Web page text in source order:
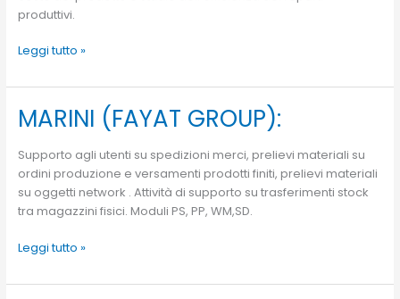
produttivi.
Leggi tutto »
MARINI (FAYAT GROUP):
Supporto agli utenti su spedizioni merci, prelievi materiali su
ordini produzione e versamenti prodotti finiti, prelievi materiali
su oggetti network . Attività di supporto su trasferimenti stock
tra magazzini fisici. Moduli PS, PP, WM,SD.
MARINI
(FAYAT
GROUP):
Leggi tutto »